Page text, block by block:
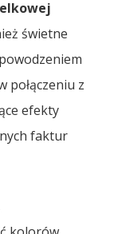
świetne
połączeniu z
efekty
faktur